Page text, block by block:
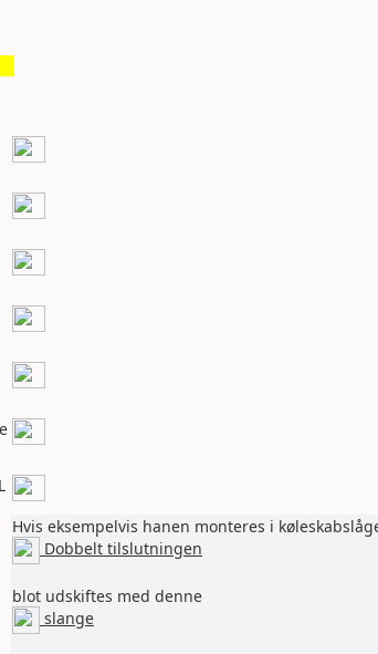
Hvis eksempelvis hanen monteres i
Dobbelt tilslutningen
blot udskiftes med denne
slange